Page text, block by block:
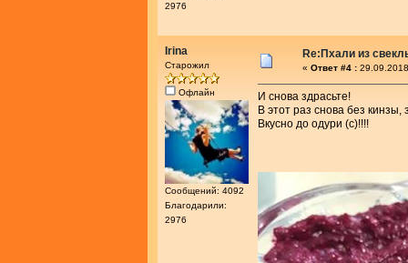
2976
Irina
Старожил
Офлайн
Сообщений: 4092
Благодарили:
2976
Re:Пхали из
« Ответ #4 :
И снова здрасьте!
В этот раз снова без кинзы,
Вкусно до одури (с)!!!!